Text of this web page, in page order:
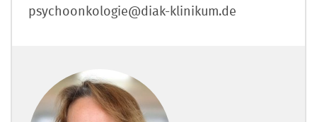
psychoonkologie@diak-klinikum.de